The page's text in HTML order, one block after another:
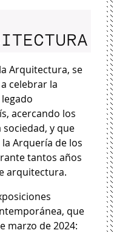
Arquitectura, se
celebrar la
acercando los
y que
Arquería de los
tantos años
arquitectura.
que
marzo de 2024: